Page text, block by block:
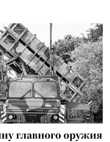
главного оружия